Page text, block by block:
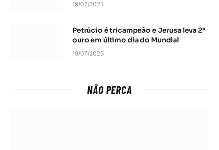
19/07/2023
Petrúcio é tricampeão e Jerusa leva 2º
ouro em último dia do Mundial
19/07/2023
NÃO PERCA